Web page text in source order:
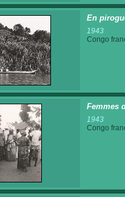
En
1943
Congo
Femmes
1943
Congo